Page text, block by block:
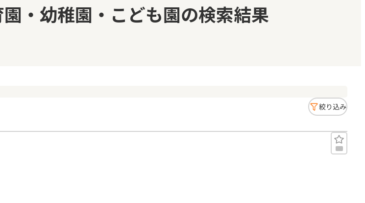
メッセージ
おすすめの園
コラム
お知らせ
・幼稚園・こども園の検索結果
絞り込み